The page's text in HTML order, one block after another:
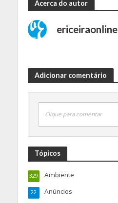
Acerca do autor
ericeiraonline
Adicionar comentário
Clique para comentar
Tópicos
Ambiente
329
Anúncios
22